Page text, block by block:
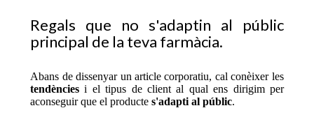
Regals que no s'adaptin al públic
principal de la teva farmàcia.
Abans de dissenyar un article corporatiu, cal conèixer les
tendènciesi el tipus de client al qual ens dirigim per
aconseguir que el productes'adapti al públic.